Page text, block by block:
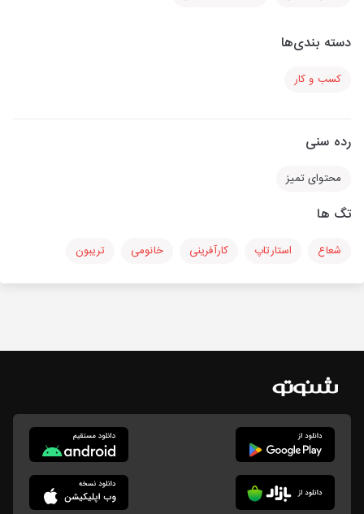
دسته بندی‌ها
کسب و کار
رده سنی
محتوای تمیز
تگ ها
شعاع استارتاپ کارآفرینی خانومی تریبون